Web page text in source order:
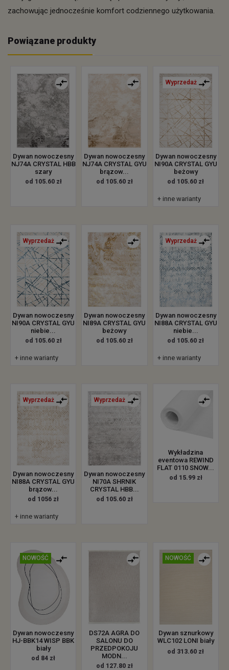
zachowując jednocześnie komfort codziennego użytkowania.
Powiązane produkty
Dywan nowoczesny
NJ74A CRYSTAL HBB
szary
od 105.60 zł
Dywan nowoczesny
NJ74A CRYSTAL GYU
brązow...
od 105.60 zł
Wyprzedaż
Dywan nowoczesny
NI90A CRYSTAL GYU
beżowy
od 105.60 zł
+ inne warianty
Wyprzedaż
Dywan nowoczesny
NI90A CRYSTAL GYU
niebie...
od 105.60 zł
+ inne warianty
Dywan nowoczesny
NI89A CRYSTAL GYU
beżowy
od 105.60 zł
Wyprzedaż
Dywan nowoczesny
NI88A CRYSTAL GYU
niebie...
od 105.60 zł
+ inne warianty
Wyprzedaż
Dywan nowoczesny
NI88A CRYSTAL GYU
brązow...
od 1056 zł
+ inne warianty
Wyprzedaż
Dywan nowoczesny
NI70A SHRNIK
CRYSTAL HBB...
od 105.60 zł
Wykładzina
eventowa REWIND
FLAT 0110 SNOW...
od 15.99 zł
NOWOŚĆ
Dywan nowoczesny
HJ-BBK14 WISP BBK
biały
od 84 zł
DS72A AGRA DO
SALONU DO
PRZEDPOKOJU
MODN...
od 127.80 zł
NOWOŚĆ
Dywan sznurkowy
WLC102 LONI biały
od 313.60 zł